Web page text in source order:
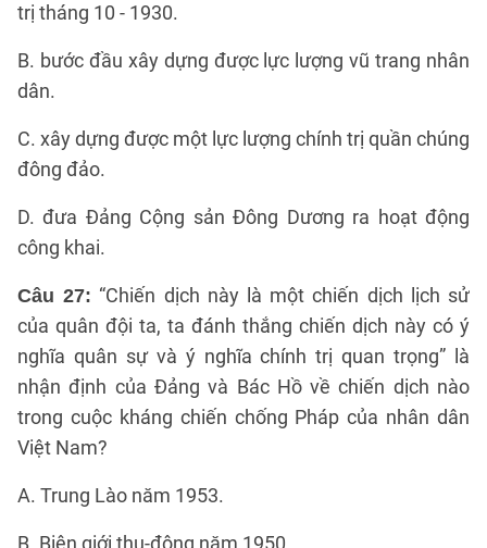
trị tháng 10 - 1930.
B. bước đầu xây dựng được lực lượng vũ trang nhân
dân.
C. xây dựng được một lực lượng chính trị quần chúng
đông đảo.
D. đưa Đảng Cộng sản Đông Dương ra hoạt động
công khai.
Câu 27: “Chiến dịch này là một chiến dịch lịch sử
của quân đội ta, ta đánh thắng chiến dịch này có ý
nghĩa quân sự và ý nghĩa chính trị quan trọng” là
nhận định của Đảng và Bác Hồ về chiến dịch nào
trong cuộc kháng chiến chống Pháp của nhân dân
Việt Nam?
A. Trung Lào năm 1953.
B. Biên giới thu-đông năm 1950.